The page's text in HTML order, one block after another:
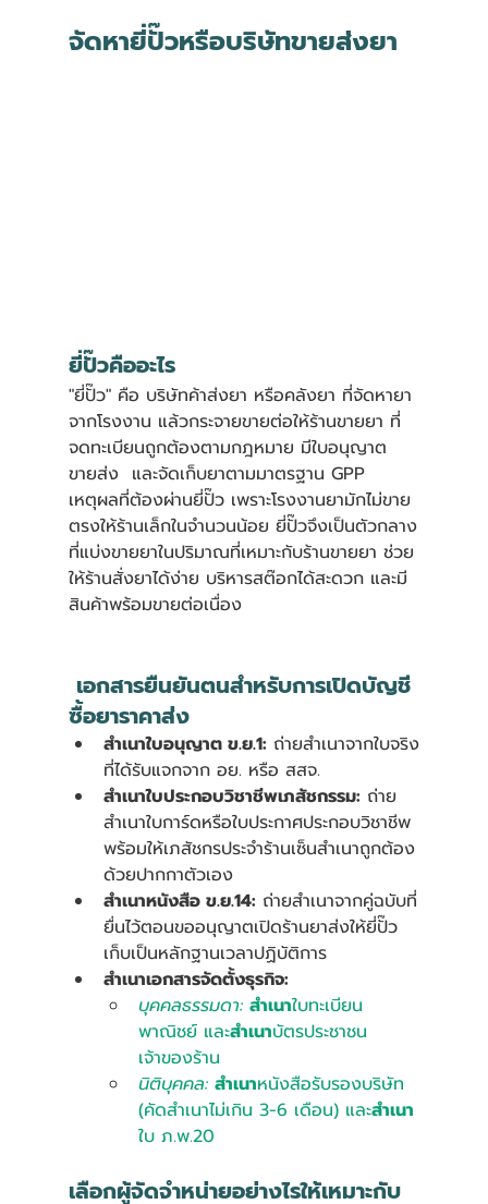
จัดหายี่ปั๊วหรือบริษัทขายส่งยา
ยี่ปั๊วคืออะไร
"ยี่ปั๊ว" คือ บริษัทค้าส่งยา หรือคลังยา ที่จัดหายา
จากโรงงาน แล้วกระจายขายต่อให้ร้านขายยา ที่
จดทะเบียนถูกต้องตามกฎหมาย มีใบอนุญาต
ขายส่ง  และจัดเก็บยาตามมาตรฐาน GPP
เหตุผลที่ต้องผ่านยี่ปั๊ว เพราะโรงงานยามักไม่ขาย
ตรงให้ร้านเล็กในจำนวนน้อย ยี่ปั๊วจึงเป็นตัวกลาง
ที่แบ่งขายยาในปริมาณที่เหมาะกับร้านขายยา ช่วย
ให้ร้านสั่งยาได้ง่าย บริหารสต๊อกได้สะดวก และมี
สินค้าพร้อมขายต่อเนื่อง
ซื้อยาราคาส่ง
สำเนาใบอนุญาต ข.ย.1: ถ่ายสำเนาจากใบจริง
ที่ได้รับแจกจาก อย. หรือ สสจ.
สำเนาใบประกอบวิชาชีพเภสัชกรรม: ถ่าย
สำเนาใบการ์ดหรือใบประกาศประกอบวิชาชีพ
พร้อมให้เภสัชกรประจำร้านเซ็นสำเนาถูกต้อง
ด้วยปากกาตัวเอง
สำเนาหนังสือ ข.ย.14: ถ่ายสำเนาจากคู่ฉบับที่
ยื่นไว้ตอนขออนุญาตเปิดร้านยาส่งให้ยี่ปั๊ว
เก็บเป็นหลักฐานเวลาปฏิบัติการ
สำเนาเอกสารจัดตั้งธุรกิจ:
บุคคลธรรมดา: สำเนาใบทะเบียน
พาณิชย์ และสำเนาบัตรประชาชน
เจ้าของร้าน
นิติบุคคล: สำเนาหนังสือรับรองบริษัท
(คัดสําเนาไม่เกิน 3-6 เดือน) และสำเนา
ใบ ภ.พ.20
เลือกผู้จัดจำหน่ายอย่างไรให้เหมาะกับ